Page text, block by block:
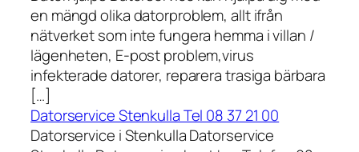
en mängd olika datorproblem, allt ifrån
nätverket som inte fungera hemma i villan /
lägenheten, E-post problem,virus
infekterade datorer, reparera trasiga bärbara
[…]
Datorservice Stenkulla Tel 08 37 21 00
Datorservice i Stenkulla Datorservice